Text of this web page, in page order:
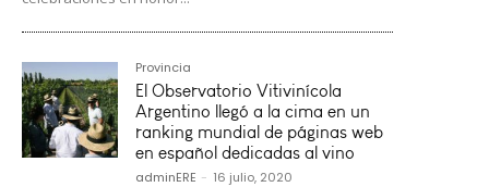
Provincia
El Observatorio Vitivinícola
Argentino llegó a la cima en un
ranking mundial de páginas web
en español dedicadas al vino
adminERE - 16 julio, 2020